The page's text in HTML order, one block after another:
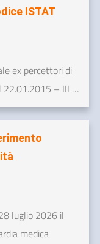
ISTAT
ex percettori di
22.01.2015 – III …
luglio 2026 il
medica